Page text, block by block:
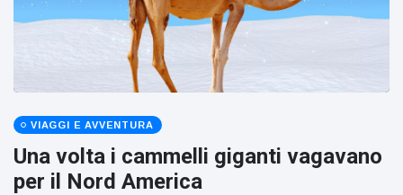
VIAGGI E AVVENTURA
Una volta i cammelli giganti vagavano
per il Nord America